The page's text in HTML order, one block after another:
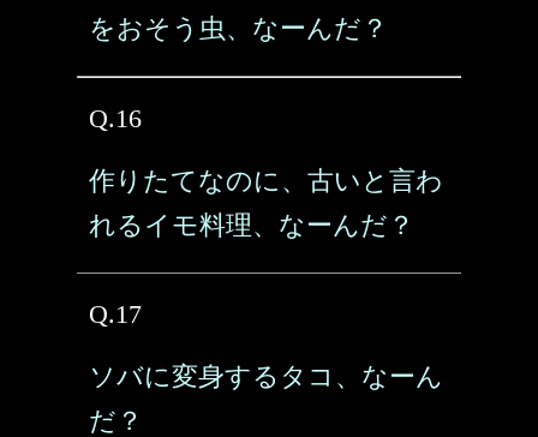
をおそう虫、なーんだ？
Q.16
作りたてなのに、古いと言わ
れるイモ料理、なーんだ？
Q.17
ソバに変身するタコ、なーん
だ？